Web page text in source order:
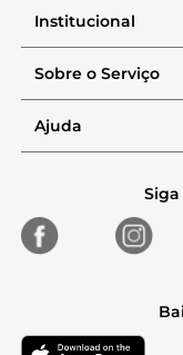
Institucional
Sobre o Serviço
Ajuda
Siga